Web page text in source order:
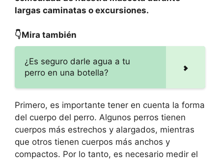
largas caminatas o excursiones.
👇Mira también
¿Es seguro darle agua a tu
perro en una botella?
Primero, es importante tener en cuenta la forma
del cuerpo del perro. Algunos perros tienen
cuerpos más estrechos y alargados, mientras
que otros tienen cuerpos más anchos y
compactos. Por lo tanto, es necesario medir el